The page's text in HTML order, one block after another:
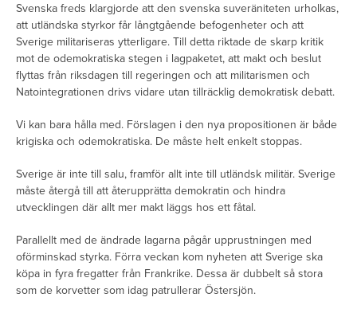
Svenska freds klargjorde att den svenska suveräniteten urholkas,
att utländska styrkor får långtgående befogenheter och att
Sverige militariseras ytterligare. Till detta riktade de skarp kritik
mot de odemokratiska stegen i lagpaketet, att makt och beslut
flyttas från riksdagen till regeringen och att militarismen och
Natointegrationen drivs vidare utan tillräcklig demokratisk debatt.
Vi kan bara hålla med. Förslagen i den nya propositionen är både
krigiska och odemokratiska. De måste helt enkelt stoppas.
Sverige är inte till salu, framför allt inte till utländsk militär. Sverige
måste återgå till att återupprätta demokratin och hindra
utvecklingen där allt mer makt läggs hos ett fåtal.
Parallellt med de ändrade lagarna pågår upprustningen med
oförminskad styrka. Förra veckan kom nyheten att Sverige ska
köpa in fyra fregatter från Frankrike. Dessa är dubbelt så stora
som de korvetter som idag patrullerar Östersjön.